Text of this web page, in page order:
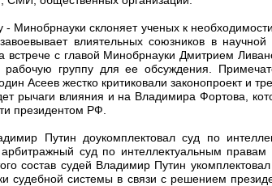
Минобрнауки склоняет ученых к
влиятельных союзников в
встрече с главой Минобрнауки Дмитрием
группу для ее обсуждения.
Асеев жестко критиковали законопроект и
рычаги влияния и на Владимира Фортова,
президентом РФ.
Путин доукомплектовал суд по
арбитражный суд по интеллектуальным
состав судей Владимир Путин укомплектовал
судебной системы в связи с решением